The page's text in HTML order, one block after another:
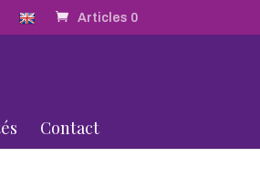
Articles 0
Contact